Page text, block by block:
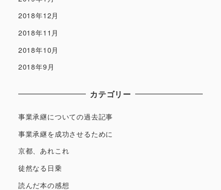
2018年12月
2018年11月
2018年10月
2018年9月
カテゴリー
事業承継についての過去記事
事業承継を成功させるために
京都、あれこれ
徒然なる日乗
読んだ本の感想